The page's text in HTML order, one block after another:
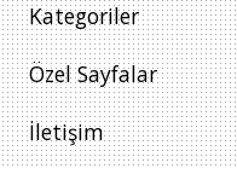
Kategoriler
Özel Sayfalar
İletişim